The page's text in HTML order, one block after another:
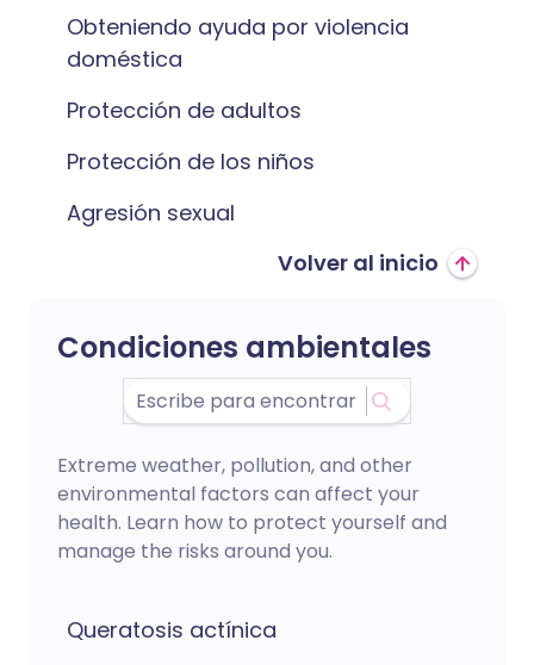
Obteniendo ayuda por violencia
doméstica
Protección de adultos
Protección de los niños
Agresión sexual
Volver al inicio
Condiciones ambientales
Extreme weather, pollution, and other
environmental factors can affect your
health. Learn how to protect yourself and
manage the risks around you.
Queratosis actínica